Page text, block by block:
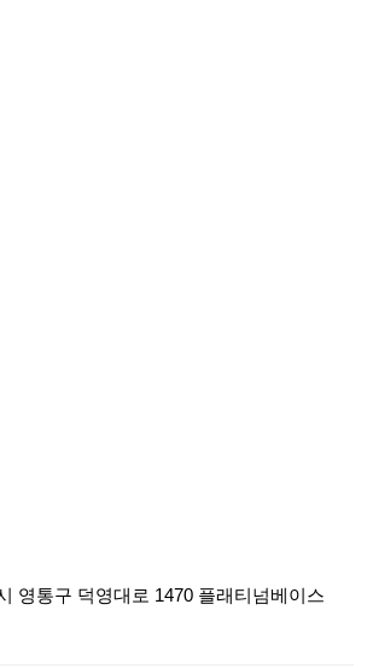
영통구 덕영대로 1470 플래티넘베이스